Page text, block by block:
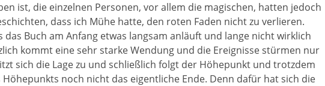
ist, die einzelnen Personen, vor allem die magischen, hatten jedoch
dass ich Mühe hatte, den roten Faden nicht zu verlieren.
das Buch am Anfang etwas langsam anläuft und lange nicht wirklich
kommt eine sehr starke Wendung und die Ereignisse stürmen nur
sich die Lage zu und schließlich folgt der Höhepunkt und trotzdem
noch nicht das eigentliche Ende. Denn dafür hat sich die